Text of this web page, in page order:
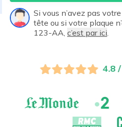
Si vous n’avez pas
tête ou si votre plaque
123-AA, c’est par ici
4.8